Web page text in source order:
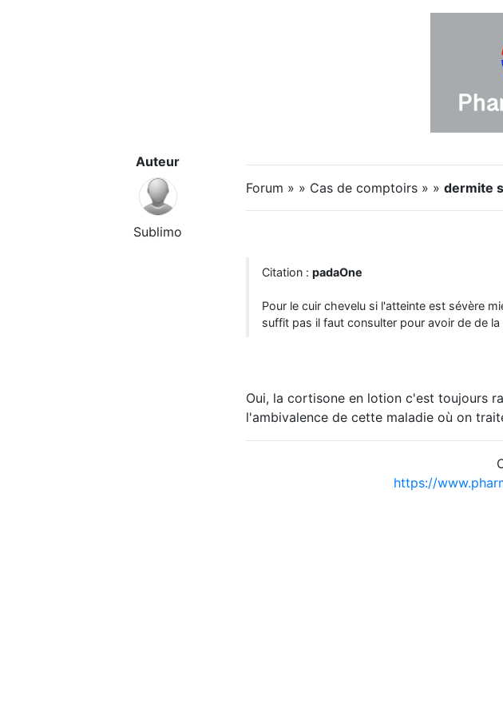
Auteur
Sublimo
Forum » » Cas de comptoirs » » dermite
Citation : padaOne
Pour le cuir chevelu si l'atteinte est sévère
suffit pas il faut consulter pour avoir de de
Oui, la cortisone en lotion c'est toujours
l'ambivalence de cette maladie où on
https://